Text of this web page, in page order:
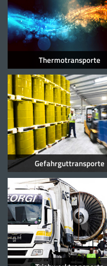
Thermotransporte
Gefahrguttransporte